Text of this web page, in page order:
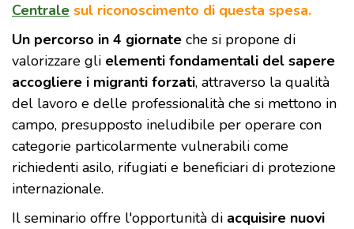
Centrale sul riconoscimento di questa spesa.
Un percorso in 4 giornate che si propone di
valorizzare gli elementi fondamentali del sapere
accogliere i migranti forzati, attraverso la qualità
del lavoro e delle professionalità che si mettono in
campo, presupposto ineludibile per operare con
categorie particolarmente vulnerabili come
richiedenti asilo, rifugiati e beneficiari di protezione
internazionale.
Il seminario offre l'opportunità di acquisire nuovi